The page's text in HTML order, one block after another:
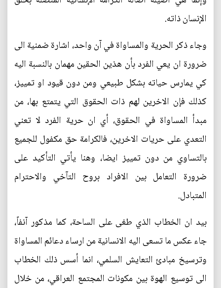
الإنسان ذاته.
وجاء ذكر الحرية والمساواة في آن واحد، اشارة ضمنية الى
ضرورة ان يعي الفرد بأن هذين الحقين مهمان بالنسبة اليه
كي يمارس حياته بشكل طبيعي ومن دون قيود او تمييز،
كذلك فإن الاخرين لهم ذات الحقوق التي يتمتع بها، من
مبدأ المساواة في الحقوق، أي ان حرية الفرد لا تعني
التعدي على حريات الاخرين، فالكرامة حق مكفول للجميع
بالتساوي من دون تمييز ايضا، وهنا يأتي التأكيد على
ضرورة التعامل بين الافراد بروح التآخي والاحترام
المتبادل.
بيد ان الخطاب الذي طغى على الساحة، كما مذكور آنفاً،
جاء عكس ما تسعى اليه الانسانية من ارساء دعائم المساواة
وترسيخ مبادئ التعايش السلمي، انما أسس ذلك الخطاب
الى توسيع الهوة بين مكونات المجتمع العراقي، من خلال